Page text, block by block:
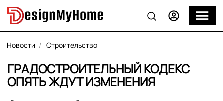
Новости Строительство
ГРАДОСТРОИТЕЛЬНЫЙ КОДЕКС
ОПЯТЬ ЖДУТ ИЗМЕНЕНИЯ